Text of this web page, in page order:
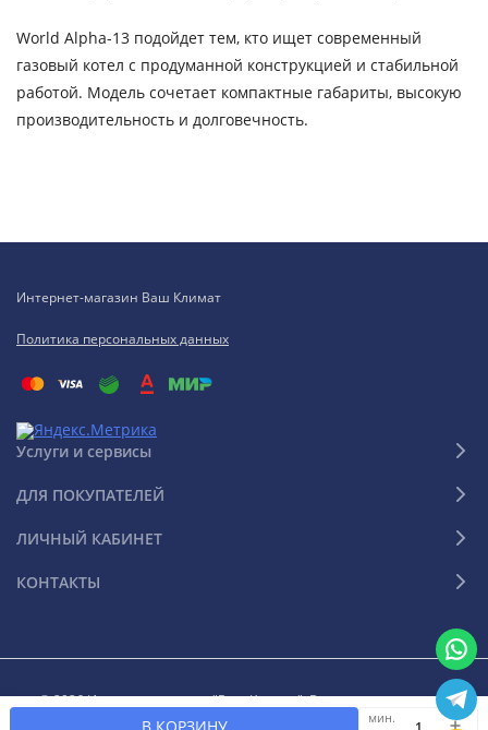
мин.
World Alpha-13 подойдет тем, кто ищет современный
газовый котел с продуманной конструкцией и стабильной
работой. Модель сочетает компактные габариты, высокую
производительность и долговечность.
Интернет-магазин Ваш Климат
Политика персональных данных
Услуги и сервисы
ДЛЯ ПОКУПАТЕЛЕЙ
ЛИЧНЫЙ КАБИНЕТ
КОНТАКТЫ
© 2026 Интернет-магазин "Ваш Климат". Все права защищены